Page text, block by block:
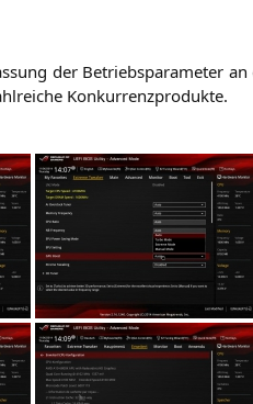
der Betriebs­pa­ra­me­ter an
Konkurrenzprodukte.